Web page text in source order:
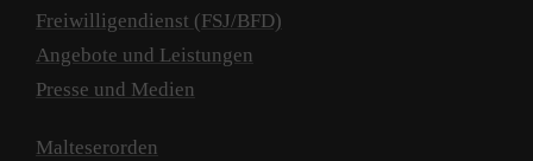
Freiwilligendienst (FSJ/BFD)
Angebote und Leistungen
Presse und Medien
Malteserorden